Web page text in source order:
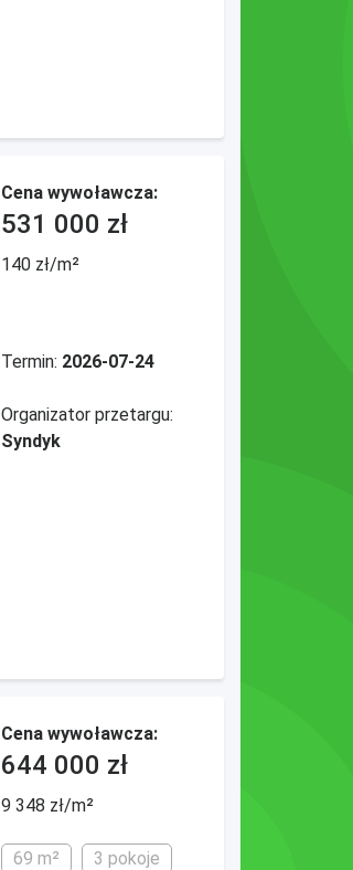
Cena wywoławcza:
531 000 zł
140 zł/m²
Termin: 2026-07-24
Organizator przetargu:
Syndyk
Cena wywoławcza:
644 000 zł
9 348 zł/m²
69 m² 3 pokoje